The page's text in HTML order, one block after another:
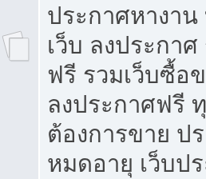
ประกาศหางา
เว็บ ลงประกา
ฟรี รวมเว็บซื้อ
ลงประกาศฟรี
ต้องการขาย ป
หมดอายุ เว็บป